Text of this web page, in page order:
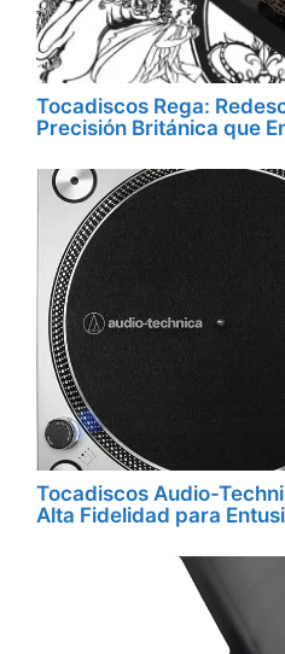
Tocadiscos Rega:
Precisión Británica que
Tocadiscos Audio-
Alta Fidelidad para